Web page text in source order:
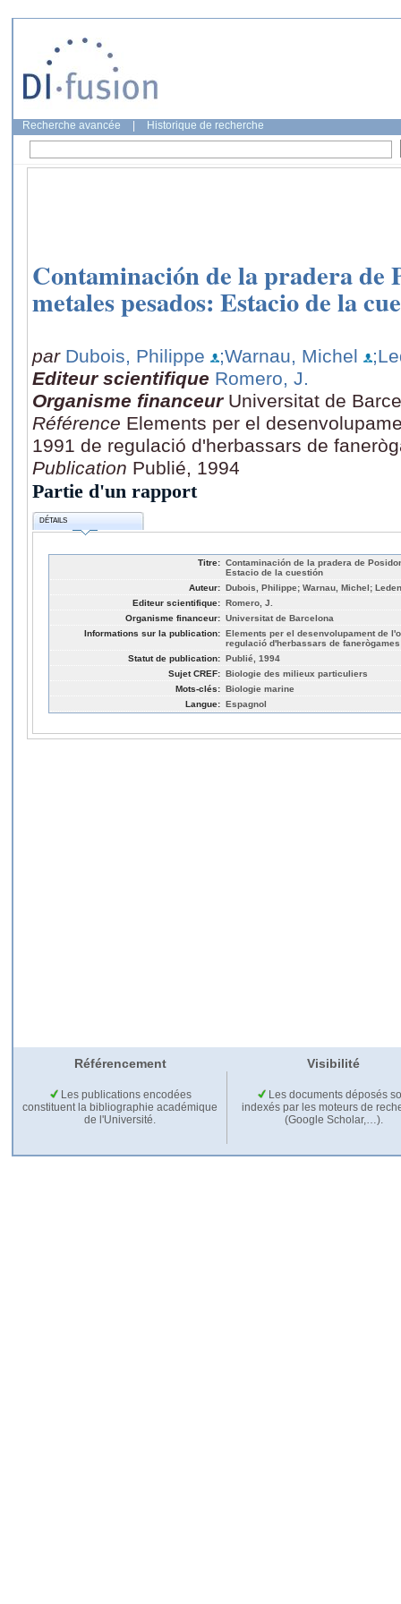
Recherche avancée Historique de recherche
Contaminación de la pradera de
metales pesados: Estacio de la
par Dubois, Philippe ;Warnau, Michel
Editeur scientifique Romero, J.
Organisme financeur Universitat de
Référence Elements per el
1991 de regulació d'herbassars de
Publication Publié, 1994
Partie d'un rapport
DÉTAILS
Titre: Contaminación de la pradera de
Estacio de la cuestión
Auteur: Dubois, Philippe; Warnau, Michel;
Editeur scientifique: Romero, J.
Organisme financeur: Universitat de Barcelona
Informations sur la publication: Elements per el desenvolupament de
regulació d'herbassars de
Statut de publication: Publié, 1994
Sujet CREF: Biologie des milieux particuliers
Mots-clés: Biologie marine
Langue: Espagnol
Référencement Visibilité
Les publications encodées
constituent la bibliographie académique
de l'Université.
Les documents déposés
indexés par les moteurs de
(Google Scholar,…).